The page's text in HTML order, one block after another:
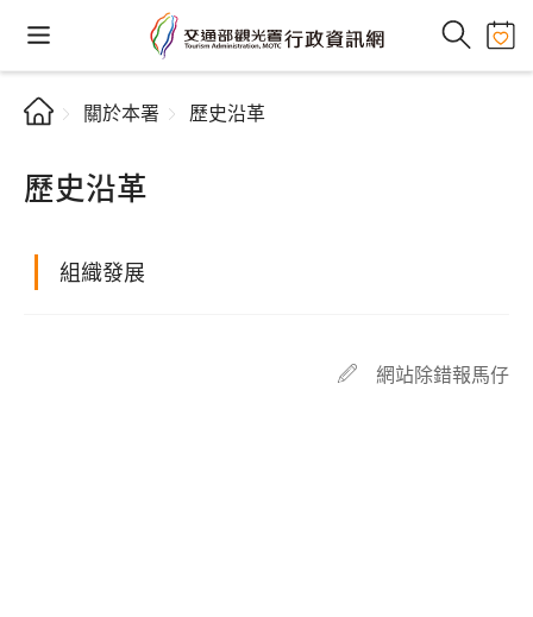
關於本署 歷史沿革
歷史沿革
組織發展
網站除錯報馬仔